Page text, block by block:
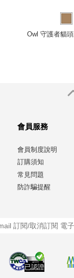
Owl 守護者貓頭
會員服務
會員制度說明
訂購須知
常見問題
防詐騙提醒
已認證